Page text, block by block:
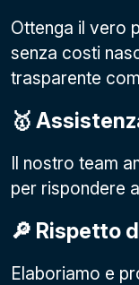
Ottenga il vero
senza costi
trasparente
🥇
Il nostro team
per rispondere
🔎 Rispetto
Elaboriamo e